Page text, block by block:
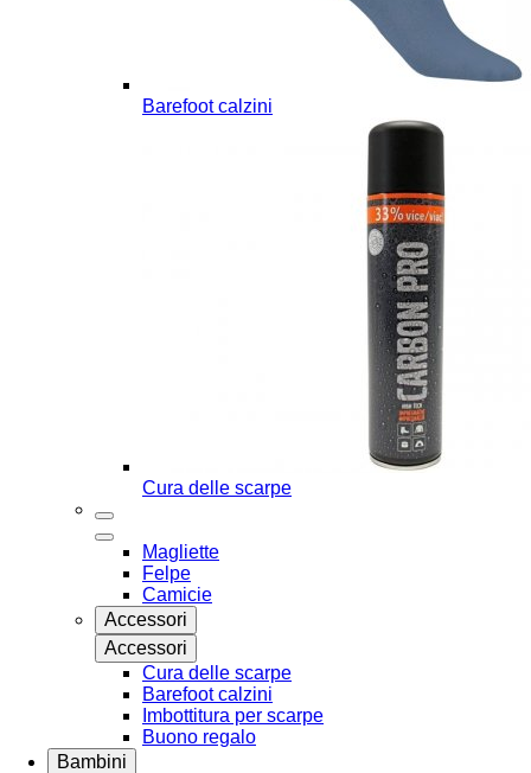
Barefoot calzini
Cura delle scarpe
Magliette
Felpe
Camicie
Accessori
Accessori
Cura delle scarpe
Barefoot calzini
Imbottitura per scarpe
Buono regalo
Bambini